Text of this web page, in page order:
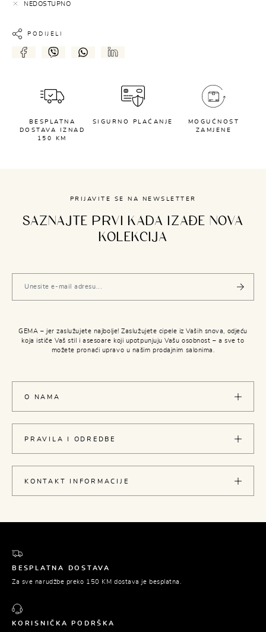
NEDOSTUPNO
PODIJELI
BESPLATNA
DOSTAVA IZNAD
150 KM
SIGURNO PLAĆANJE
MOGUĆNOST
ZAMJENE
PRIJAVITE SE NA NEWSLETTER
SAZNAJTE PRVI KADA IZAĐE NOVA
KOLEKCIJA
GEMA – jer zaslužujete najbolje! Zaslužujete cipele iz Vaših snova, odjeću
koja ističe Vaš stil i asesoare koji upotpunjuju Vašu osobnost – a sve to
možete pronaći upravo u našim prodajnim salonima.
O NAMA
PRAVILA I ODREDBE
KONTAKT INFORMACIJE
BESPLATNA DOSTAVA
Za sve narudžbe preko 150 KM dostava je besplatna.
KORISNIČKA PODRŠKA